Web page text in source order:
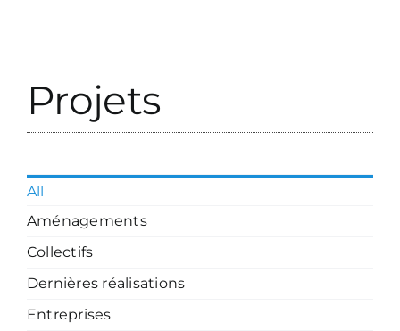
Projets
All
Aménagements
Collectifs
Dernières réalisations
Entreprises